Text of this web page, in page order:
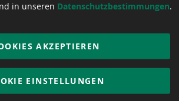
in unseren Datenschutzbestimmungen.
AKZEPTIEREN
EINSTELLUNGEN